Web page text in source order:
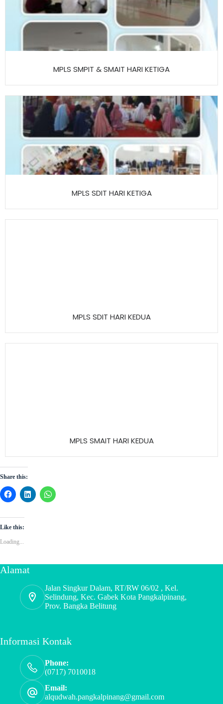
MPLS SMPIT & SMAIT HARI KETIGA
MPLS SDIT HARI KETIGA
MPLS SDIT HARI KEDUA
MPLS SMAIT HARI KEDUA
Share this:
Like this:
Loading...
Alamat
Jalan Singkur Dalam, RT/RW 06/02 , Kel.
Selindung, Kec. Gabek Kota Pangkalpinang,
Prov. Bangka Belitung
Informasi Kontak
Phone:
(0717) 7010018
Email:
alqudwah.pangkalpinang@gmail.com